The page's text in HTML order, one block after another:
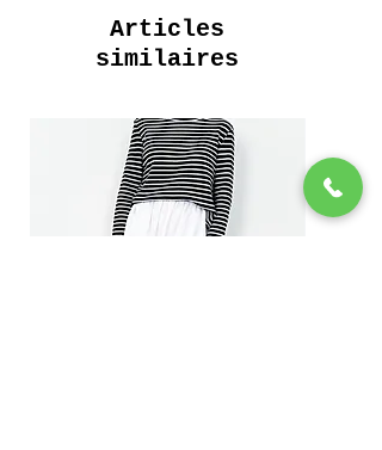
Poches intérieures
100% Fluid Cotton
180 Grammes
Articles
similaires